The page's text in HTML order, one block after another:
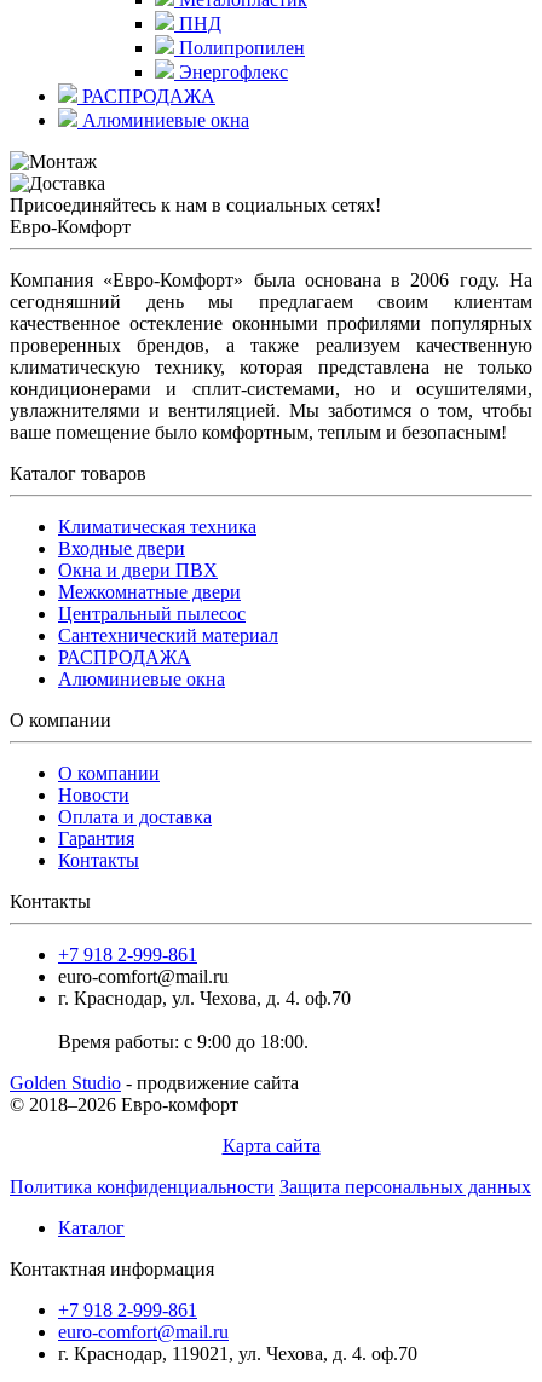
ПНД
Полипропилен
Энергофлекс
РАСПРОДАЖА
Алюминиевые окна
Присоединяйтесь к нам в социальных сетях!
Евро-Комфорт
Компания «Евро-Комфорт» была основана в 2006 году. На
сегодняшний день мы предлагаем своим клиентам
качественное остекление оконными профилями популярных
проверенных брендов, а также реализуем качественную
климатическую технику, которая представлена не только
кондиционерами и сплит-системами, но и осушителями,
увлажнителями и вентиляцией. Мы заботимся о том, чтобы
ваше помещение было комфортным, теплым и безопасным!
Каталог товаров
Климатическая техника
Входные двери
Окна и двери ПВХ
Межкомнатные двери
Центральный пылесос
Сантехнический материал
РАСПРОДАЖА
Алюминиевые окна
О компании
О компании
Новости
Оплата и доставка
Гарантия
Контакты
Контакты
+7 918 2-999-861
euro-comfort@mail.ru
г. Краснодар, ул. Чехова, д. 4. оф.70
Время работы: с 9:00 до 18:00.
Golden Studio - продвижение сайта
© 2018–2026 Евро-комфорт
Карта сайта
Политика конфиденциальности Защита персональных данных
Каталог
Контактная информация
+7 918 2-999-861
euro-comfort@mail.ru
г. Краснодар, 119021, ул. Чехова, д. 4. оф.70